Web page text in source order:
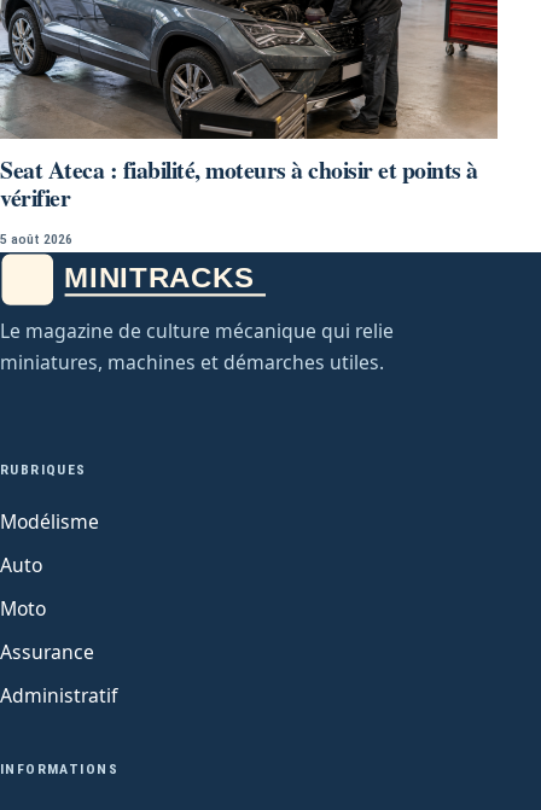
Seat Ateca : fiabilité, moteurs à choisir et points à
vérifier
5 août 2026
Le magazine de culture mécanique qui relie
miniatures, machines et démarches utiles.
RUBRIQUES
Modélisme
Auto
Moto
Assurance
Administratif
INFORMATIONS